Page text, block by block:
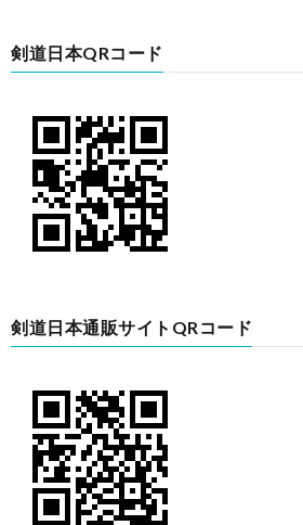
剣道日本QRコード
剣道日本通販サイトQRコード